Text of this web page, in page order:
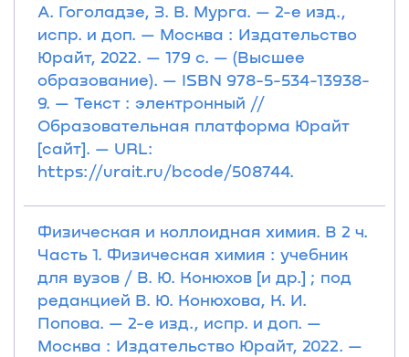
А. Гоголадзе, З. В. Мурга. — 2-е изд.,
испр. и доп. — Москва : Издательство
Юрайт, 2022. — 179 с. — (Высшее
образование). — ISBN 978-5-534-13938-
9. — Текст : электронный //
Образовательная платформа Юрайт
[сайт]. — URL:
https://urait.ru/bcode/508744.
Физическая и коллоидная химия. В 2 ч.
Часть 1. Физическая химия : учебник
для вузов / В. Ю. Конюхов [и др.] ; под
редакцией В. Ю. Конюхова, К. И.
Попова. — 2-е изд., испр. и доп. —
Москва : Издательство Юрайт, 2022. —